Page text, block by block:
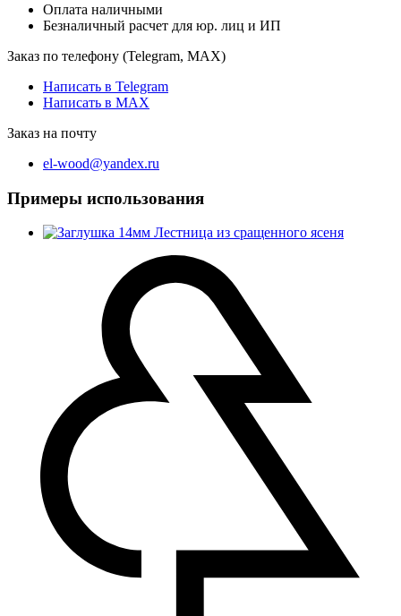
Оплата наличными
Безналичный расчет для юр. лиц и ИП
Заказ по телефону (Telegram, MAX)
Написать в Telegram
Написать в MAX
Заказ на почту
el-wood@yandex.ru
Примеры использования
Лестница из сращенного ясеня